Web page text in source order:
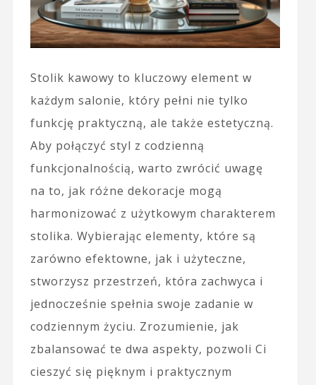
Stolik kawowy to kluczowy element w
każdym salonie, który pełni nie tylko
funkcję praktyczną, ale także estetyczną.
Aby połączyć styl z codzienną
funkcjonalnością, warto zwrócić uwagę
na to, jak różne dekoracje mogą
harmonizować z użytkowym charakterem
stolika. Wybierając elementy, które są
zarówno efektowne, jak i użyteczne,
stworzysz przestrzeń, która zachwyca i
jednocześnie spełnia swoje zadanie w
codziennym życiu. Zrozumienie, jak
zbalansować te dwa aspekty, pozwoli Ci
cieszyć się pięknym i praktycznym